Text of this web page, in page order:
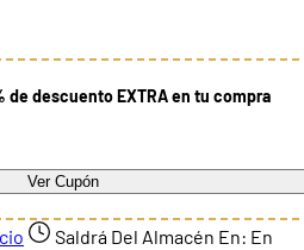
de descuento EXTRA en tu compra
Ver Cupón
Saldrá Del Almacén En: En